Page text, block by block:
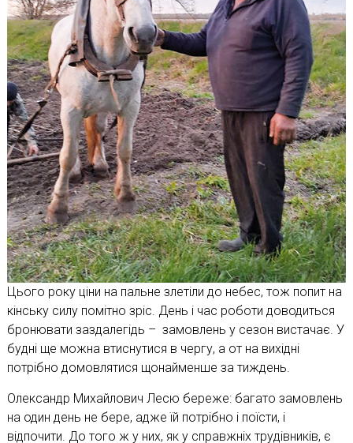
Цього року ціни на пальне злетіли до небес, тож попит на
кінську силу помітно зріс. День і час роботи доводиться
бронювати заздалегідь – замовлень у сезон вистачає. У
будні ще можна втиснутися в чергу, а от на вихідні
потрібно домовлятися щонайменше за тиждень.
Олександр Михайлович Лесю береже: багато замовлень
на один день не бере, адже їй потрібно і поїсти, і
відпочити. До того ж у них, як у справжніх трудівників, є